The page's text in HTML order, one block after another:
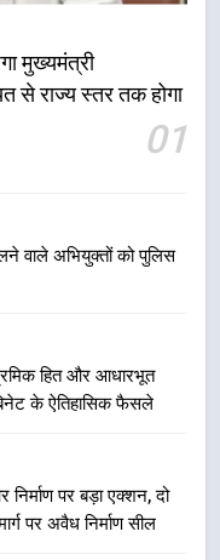
मुख्यमंत्री
से राज्य स्तर तक होगा
01
वाले अभियुक्तों को पुलिस
हित और आधारभूत
के ऐतिहासिक फैसले
पर बड़ा एक्शन, दो
पर अवैध निर्माण सील
और हस्तशिल्प
सम्मानित
प्राथमिकता, आने
पदों पर की जाएगी
कॉरिडोर से जुड़ी
बाईपास परियोजना